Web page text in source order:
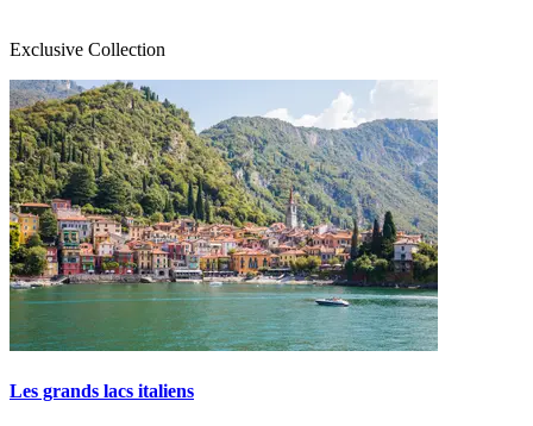
Exclusive Collection
Les grands lacs italiens